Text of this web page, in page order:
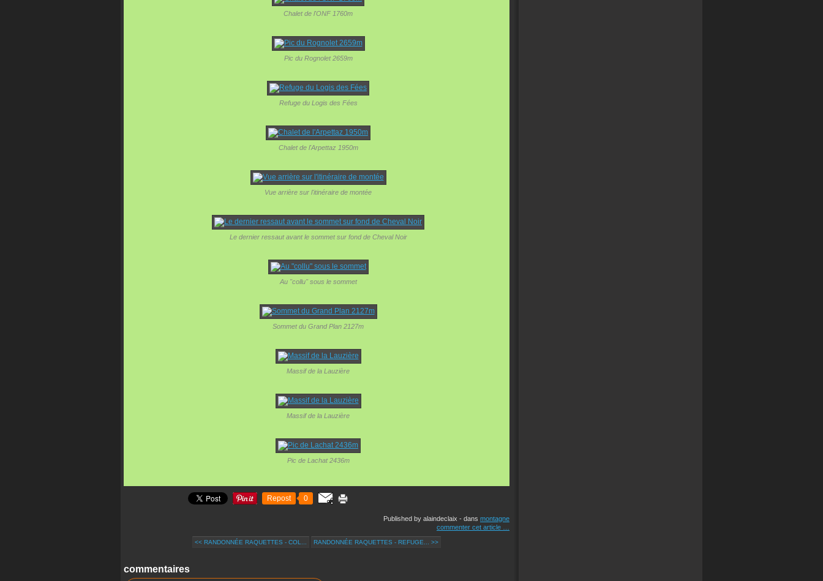
Chalet de l'ONF 1760m
Pic du Rognolet 2659m
Refuge du Logis des Fées
Chalet de l'Arpettaz 1950m
Vue arrière sur l'itinéraire de montée
Le dernier ressaut avant le sommet sur fond de Cheval Noir
Au "collu" sous le sommet
Sommet du Grand Plan 2127m
Massif de la Lauzière
Massif de la Lauzière
Pic de Lachat 2436m
Repost 0
Published by alaindeclaix - dans montagne
commenter cet article
<< RANDONNÉE RAQUETTES - COL... RANDONNÉE RAQUETTES - REFUGE... >>
commentaires